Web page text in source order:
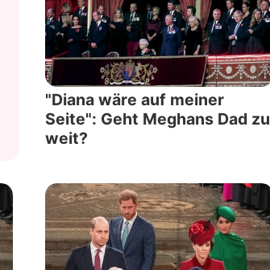
"Diana wäre auf meiner
Seite": Geht Meghans Dad zu
weit?